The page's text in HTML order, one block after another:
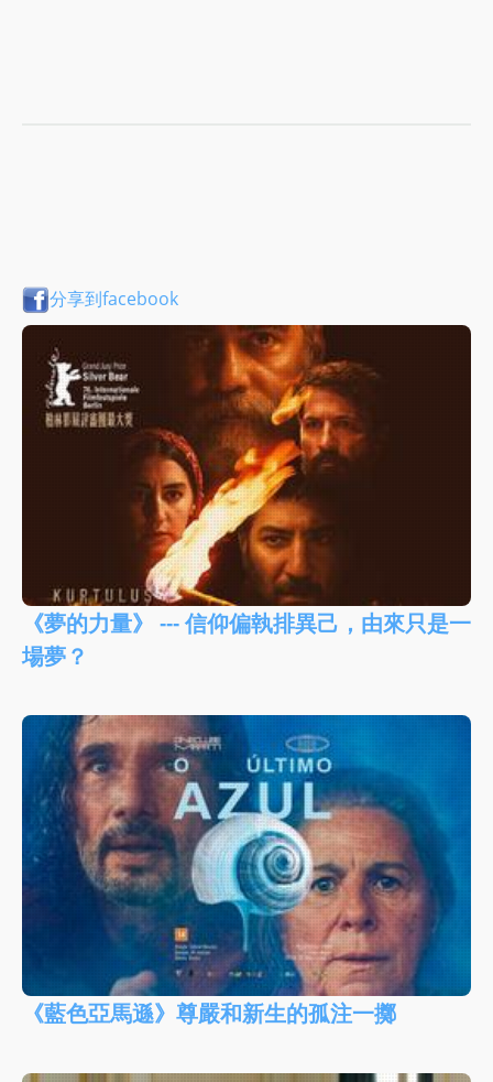
分享到facebook
《夢的力量》 --- 信仰偏執排異己，由來只是一
場夢？
《藍色亞馬遜》尊嚴和新生的孤注一擲